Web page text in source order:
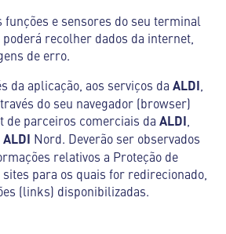
funções e sensores do seu terminal
recolher dados da internet,
de erro.
da aplicação, aos serviços da ALDI
do seu navegador (browser)
de parceiros comerciais da ALDI
ALDI Nord. Deverão ser observados
relativos a Proteção de
para os quais for redirecionado,
(links) disponibilizadas.